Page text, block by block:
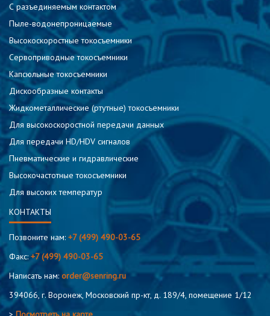
С разъединяемым контактом
Пыле-водонепроницаемые
Высокоскоростные токосъемники
Сервоприводные токосъемники
Капсюльные токосъемники
Дискообразные контакты
Жидкометаллические (ртутные) токосъемники
Для высокоскоростной передачи данных
Для передачи HD/HDV сигналов
Пневматические и гидравлические
Высокочастотные токосъемники
Для высоких температур
КОНТАКТЫ
Позвоните нам: +7 (499) 490-03-65
Факс:+7 (499) 490-03-65
Написать нам: order@senring.ru
394066, г. Воронеж, Московский пр-кт, д. 189/4, помещение 1/12